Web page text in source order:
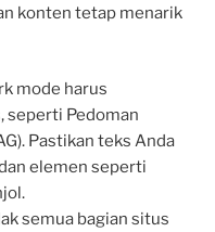
konten tetap menarik
mode harus
seperti Pedoman
Pastikan teks Anda
elemen seperti
semua bagian situs